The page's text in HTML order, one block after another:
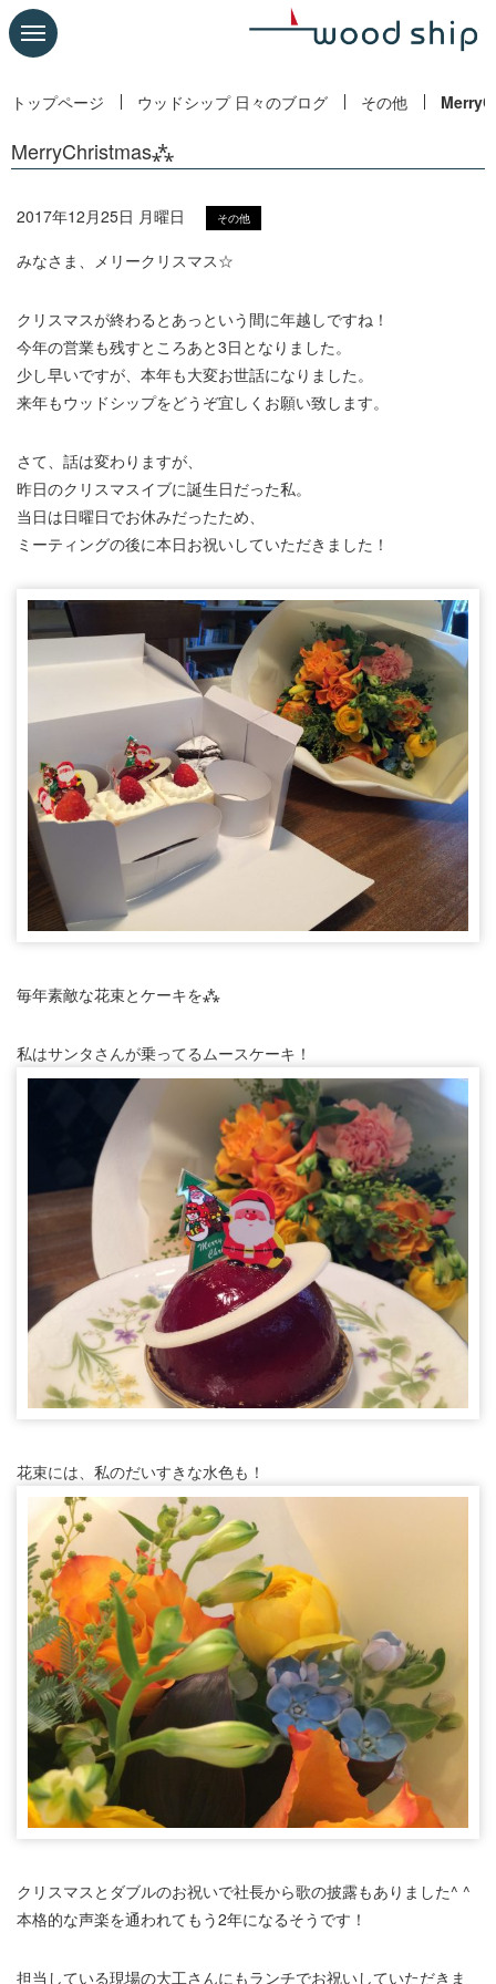
トップページ ウッドシップ 日々のブログ その他
MerryChristmas⁂
2017年12月25日 月曜日 その他
みなさま、メリークリスマス☆
クリスマスが終わるとあっという間に年越しですね！
今年の営業も残すところあと3日となりました。
少し早いですが、本年も大変お世話になりました。
来年もウッドシップをどうぞ宜しくお願い致します。
さて、話は変わりますが、
昨日のクリスマスイブに誕生日だった私。
当日は日曜日でお休みだったため、
ミーティングの後に本日お祝いしていただきました！
毎年素敵な花束とケーキを⁂
私はサンタさんが乗ってるムースケーキ！
花束には、私のだいすきな水色も！
クリスマスとダブルのお祝いで社長から歌の披露もありました^ ^
本格的な声楽を通われてもう2年になるそうです！
担当している現場の大工さんにもランチでお祝いしていただきま